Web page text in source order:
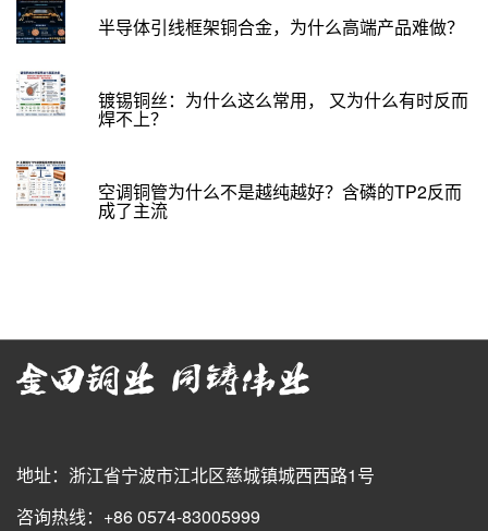
半导体引线框架铜合金，为什么高端产品难做？
镀锡铜丝：为什么这么常用， 又为什么有时反而
焊不上？
空调铜管为什么不是越纯越好？含磷的TP2反而
成了主流
地址：浙江省宁波市江北区慈城镇城西西路1号
咨询热线：+86 0574-83005999